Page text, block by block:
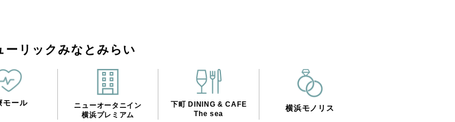
ーリックみなとみらい
モール
ニューオータニイン
横浜プレミアム
下町 DINING & CAFE
The sea
横浜モノリス